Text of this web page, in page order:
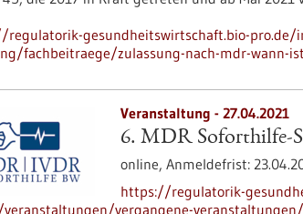
regulatorik-gesundheitswirtschaft.bio-
fachbeitraege/zulassung-nach-mdr-wann-
Veranstaltung - 27.04.2021
6. MDR Soforthilfe-
online, Anmeldefrist:
https://regulatorik-
veranstaltungen/vergangene-